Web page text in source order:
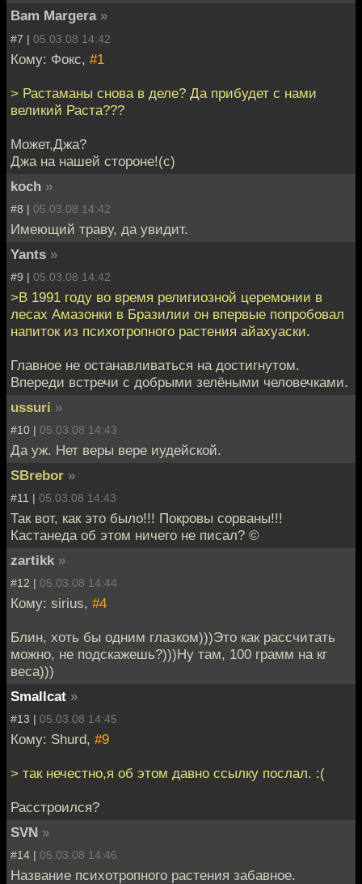
Bam Margera »
#7 | 05.03.08 14:42
Кому: Фокс, #1
> Растаманы снова в деле? Да прибудет с нами
великий Раста???
Может,Джа?
Джа на нашей стороне!(с)
koch »
#8 | 05.03.08 14:42
Имеющий траву, да увидит.
Yants »
#9 | 05.03.08 14:42
>В 1991 году во время религиозной церемонии в
лесах Амазонки в Бразилии он впервые попробовал
напиток из психотропного растения айахуаски.
Главное не останавливаться на достигнутом.
Впереди встречи с добрыми зелёными человечками.
ussuri »
#10 | 05.03.08 14:43
Да уж. Нет веры вере иудейской.
SBrebor »
#11 | 05.03.08 14:43
Так вот, как это было!!! Покровы сорваны!!!
Кастанеда об этом ничего не писал? ©
zartikk »
#12 | 05.03.08 14:44
Кому: sirius, #4
Блин, хоть бы одним глазком)))Это как рассчитать
можно, не подскажешь?)))Ну там, 100 грамм на кг
веса)))
Smallcat »
#13 | 05.03.08 14:45
Кому: Shurd, #9
> так нечестно,я об этом давно ссылку послал. :(
Расстроился?
SVN »
#14 | 05.03.08 14:46
Название психотропного растения забавное.